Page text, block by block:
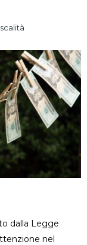
dalla Legge
nel